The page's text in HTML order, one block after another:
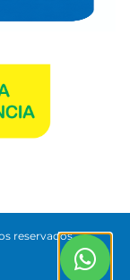
reservados.